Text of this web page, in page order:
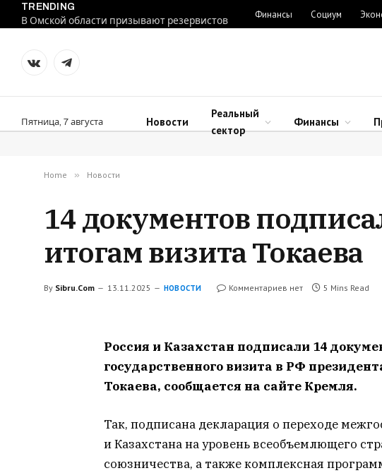
TRENDING
В Омской области призывают резервистов
Финансы Социум
VKontakteTelegram
Пятница, 7 августа Новости
Реальный
сектор
Финансы
Home » Новости
14 документов
итогам визита Токаева
By Sibru.Com 13.11.2025 НОВОСТИ Комментариев нет 5 Mins Read
Россия и Казахстан подписали 14
государственного визита в РФ
Токаева, сообщается на сайте Кремля.
Так, подписана декларация о переходе
и Казахстана на уровень всеобъемлющего
союзничества, а также комплексная